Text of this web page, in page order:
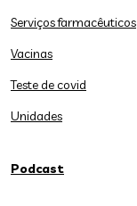
Serviços farmacêuticos
Vacinas
Teste de covid
Unidades
Podcast